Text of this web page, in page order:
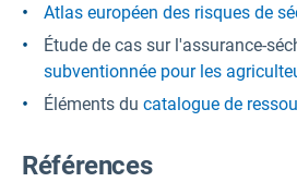
Atlas européen des risques de
Étude de cas sur l'assurance-
subventionnée pour les
Éléments du catalogue de
Références